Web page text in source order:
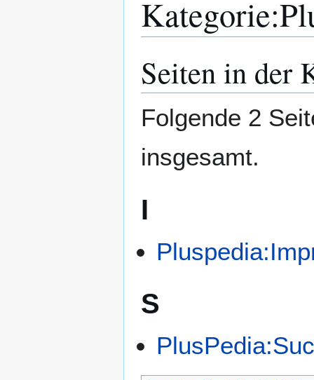
Kategorie:
Navigation
Suche
Seiten in der
Folgende 2
insgesamt.
I
S